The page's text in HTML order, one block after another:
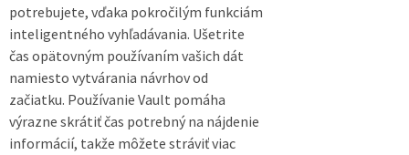
potrebujete, vďaka pokročilým funkciám
inteligentného vyhľadávania. Ušetrite
čas opätovným používaním vašich dát
namiesto vytvárania návrhov od
začiatku. Používanie Vault pomáha
výrazne skrátiť čas potrebný na nájdenie
informácií, takže môžete stráviť viac